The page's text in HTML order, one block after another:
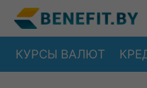
КУРСЫ ВАЛЮТ